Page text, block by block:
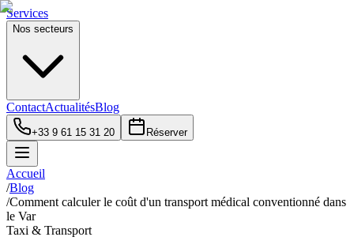
Services
Nos secteurs
ContactActualitésBlog
+33 9 61 15 31 20 Réserver
Accueil
/Blog
/Comment calculer le coût d'un transport médical conventionné dans
le Var
Taxi & Transport